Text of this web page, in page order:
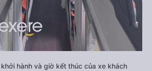
hành và giờ kết thúc của xe khách